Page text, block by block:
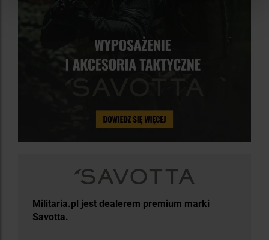
Militaria.pl jest dealerem premium marki
Savotta.